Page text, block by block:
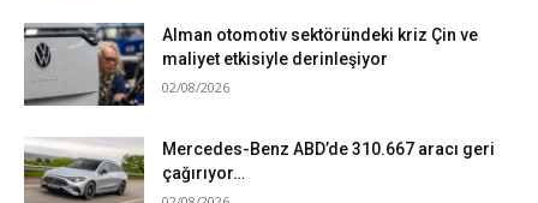
Alman otomotiv sektöründeki kriz Çin ve
maliyet etkisiyle derinleşiyor
02/08/2026
Mercedes-Benz ABD’de 310.667 aracı geri
çağırıyor…